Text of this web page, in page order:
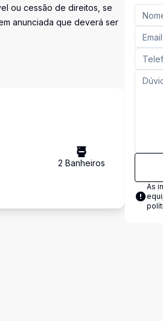
ou cessão de direitos, se
anunciada que deverá ser
2 Banheiros
As